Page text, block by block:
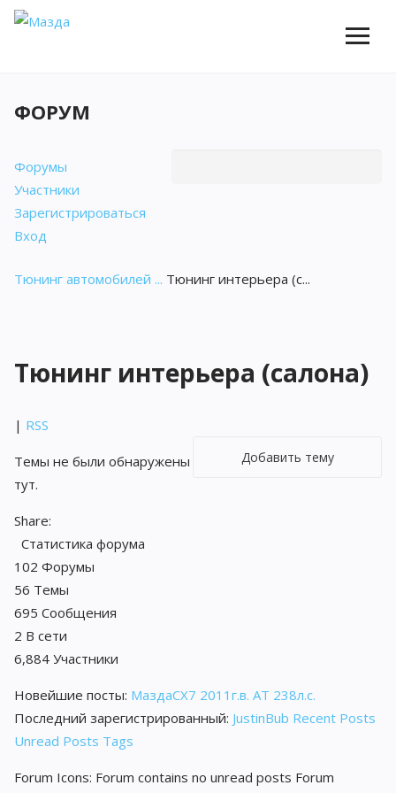
ФОРУМ
Форумы
Участники
Зарегистрироваться
Вход
Тюнинг автомобилей ... Тюнинг интерьера (с...
Тюнинг интерьера (салона)
| RSS
Добавить тему
Темы не были обнаружены
тут.
Share:
Статистика форума
102 Форумы
56 Темы
695 Сообщения
2 В сети
6,884 Участники
Новейшие посты: МаздаCX7 2011г.в. АТ 238л.с.
Последний зарегистрированный: JustinBub Recent Posts
Unread Posts Tags
Forum Icons: Forum contains no unread posts Forum